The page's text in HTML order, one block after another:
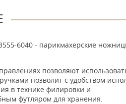
6040 - парикмахерские
позволяют
позволит с удобством
в технике филировки и
футляром для хранения.